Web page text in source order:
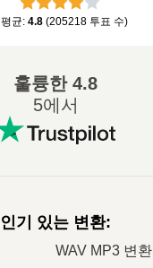
평균: 4.8 (205218 투표 수)
훌륭한4.8
5에서
인기 있는 변환:
WAV MP3 변환